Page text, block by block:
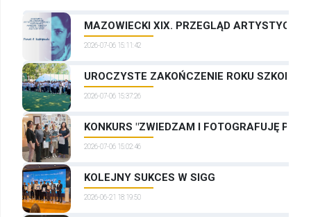
MAZOWIECKI XIX. PRZEGLĄD
2026-07-06 15:11:42
UROCZYSTE ZAKOŃCZENIE ROKU
2026-07-06 15:37:26
KONKURS "ZWIEDZAM I FOTOGRAFUJĘ
2026-07-06 15:02:46
KOLEJNY SUKCES W SIGG
2026-06-21 18:19:50